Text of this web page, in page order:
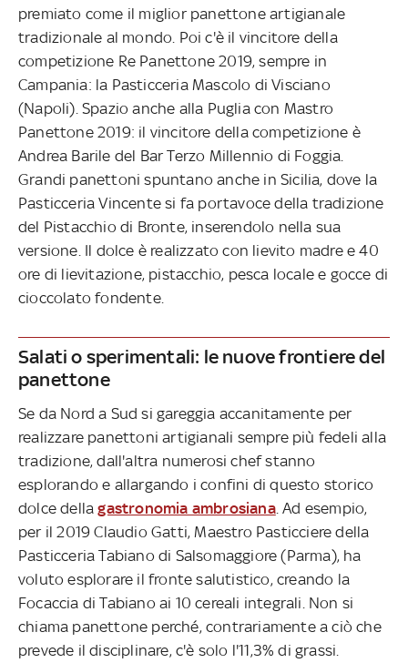
premiato come il miglior panettone artigianale
tradizionale al mondo. Poi c'è il vincitore della
competizione Re Panettone 2019, sempre in
Campania: la Pasticceria Mascolo di Visciano
(Napoli). Spazio anche alla Puglia con Mastro
Panettone 2019: il vincitore della competizione è
Andrea Barile del Bar Terzo Millennio di Foggia.
Grandi panettoni spuntano anche in Sicilia, dove la
Pasticceria Vincente si fa portavoce della tradizione
del Pistacchio di Bronte, inserendolo nella sua
versione. Il dolce è realizzato con lievito madre e 40
ore di lievitazione, pistacchio, pesca locale e gocce di
cioccolato fondente.
Salati o sperimentali: le nuove frontiere del
panettone
Se da Nord a Sud si gareggia accanitamente per
realizzare panettoni artigianali sempre più fedeli alla
tradizione, dall'altra numerosi chef stanno
esplorando e allargando i confini di questo storico
dolce dellagastronomia ambrosiana. Ad esempio,
per il 2019 Claudio Gatti, Maestro Pasticciere della
Pasticceria Tabiano di Salsomaggiore (Parma), ha
voluto esplorare il fronte salutistico, creando la
Focaccia di Tabiano ai 10 cereali integrali. Non si
chiama panettone perché, contrariamente a ciò che
prevede il disciplinare, c'è solo l'11,3% di grassi.